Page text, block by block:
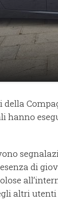
della
hanno
di
altri utenti